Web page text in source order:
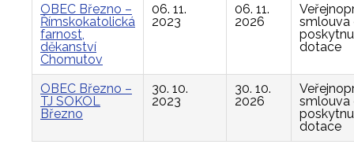
OBEC Březno –
Římskokatolická
farnost,
děkanství
Chomutov
06. 11.
2023
06. 11.
2026
smlouva
dotace
OBEC Březno –
TJ SOKOL
Březno
30. 10.
2023
30. 10.
2026
smlouva
dotace